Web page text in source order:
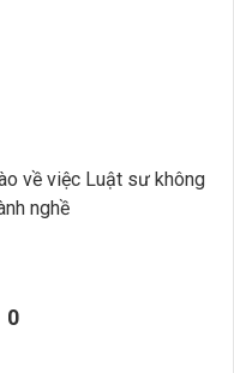
về việc Luật sư không
nghề
0